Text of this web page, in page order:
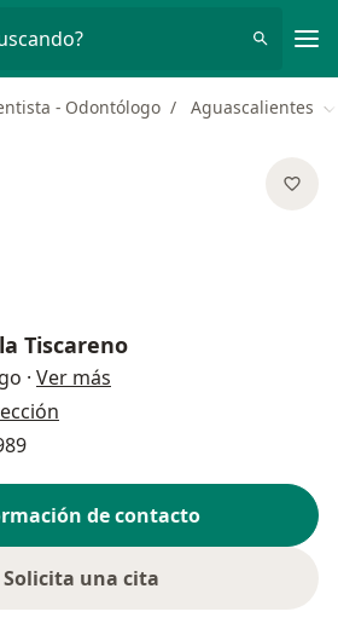
- Odontólogo Aguascalientes
Tiscareno
· Ver más
de contacto
Solicita una cita